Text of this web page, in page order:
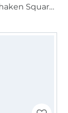
Karabinerhaken Square 38mm, altgold